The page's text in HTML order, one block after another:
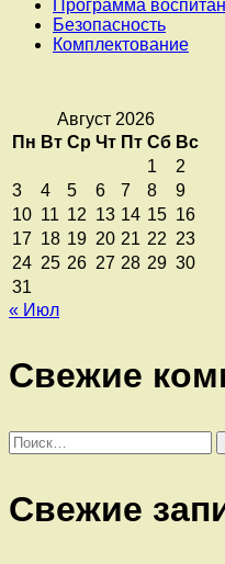
Программа
Безопасность
Комплектование
Август 2026
Пн Вт Ср Чт Пт Сб Вс
1
2
3
4 5 6 7 8
9
10 11 12 13 14 15 16
17 18 19 20 21 22 23
24 25 26 27 28 29 30
31
« Июл
Свежие
Найти:
Свежие